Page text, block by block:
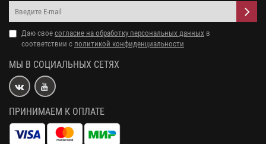
Даю свое согласие на обработку персональных данных в
соответствии с политикой конфиденциальности
МЫ В СОЦИАЛЬНЫХ СЕТЯХ
ПРИНИМАЕМ К ОПЛАТЕ